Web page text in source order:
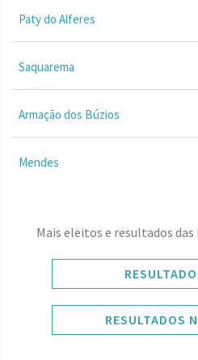
Paty do Alferes
Saquarema
Armação dos Búzios
Mendes
Mais eleitos e resultados
RESULTADOS